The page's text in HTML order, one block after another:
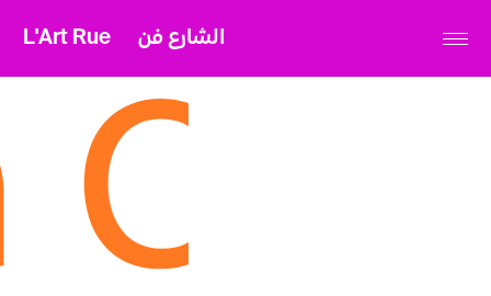
L'Art Rue الشارع فن